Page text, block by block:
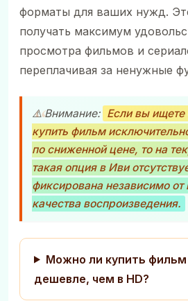
форматы для ваших нужд.
получать максимум
просмотра фильмов и
переплачивая за ненужные
⚠️ Внимание: Если вы
купить фильм
по сниженной цене, то на
такая опция в Иви
фиксирована независимо от
качества воспроизведения.
Можно ли купить фильм
дешевле, чем в HD?